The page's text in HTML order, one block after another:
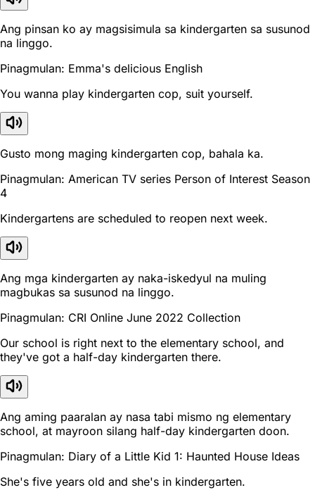
Ang pinsan ko ay magsisimula sa kindergarten sa susunod
na linggo.
Pinagmulan: Emma's delicious English
You wanna play kindergarten cop, suit yourself.
Gusto mong maging kindergarten cop, bahala ka.
Pinagmulan: American TV series Person of Interest Season
4
Kindergartens are scheduled to reopen next week.
Ang mga kindergarten ay naka-iskedyul na muling
magbukas sa susunod na linggo.
Pinagmulan: CRI Online June 2022 Collection
Our school is right next to the elementary school, and
they've got a half-day kindergarten there.
Ang aming paaralan ay nasa tabi mismo ng elementary
school, at mayroon silang half-day kindergarten doon.
Pinagmulan: Diary of a Little Kid 1: Haunted House Ideas
She's five years old and she's in kindergarten.